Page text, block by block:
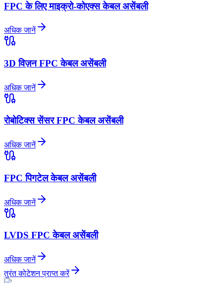
FPC के लिए माइक्रो-कोएक्स केबल असेंबली
अधिक जानें
3D विज़न FPC केबल असेंबली
अधिक जानें
रोबोटिक्स सेंसर FPC केबल असेंबली
अधिक जानें
FPC पिगटेल केबल असेंबली
अधिक जानें
LVDS FPC केबल असेंबली
अधिक जानें
तुरंत कोटेशन प्राप्त करें